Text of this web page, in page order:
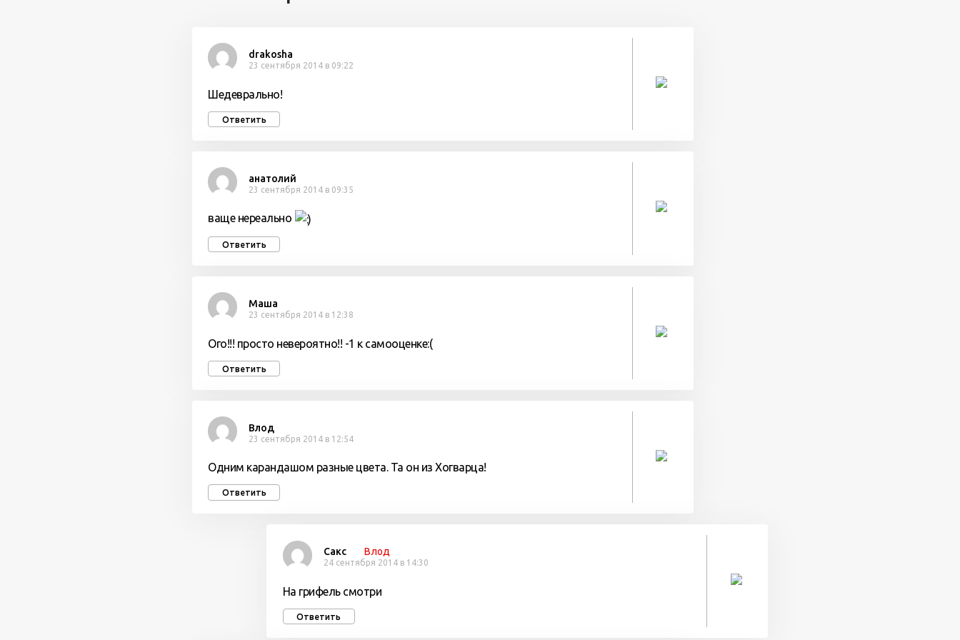
drakosha
23 сентября 2014 в 09:22
Шедеврально!
Ответить
анатолий
23 сентября 2014 в 09:35
ваще нереально
Ответить
Маша
23 сентября 2014 в 12:38
Ого!!! просто невероятно!! -1 к самооценке:(
Ответить
Влод
23 сентября 2014 в 12:54
Одним карандашом разные цвета. Та он из Хогварца!
Ответить
Сакс Влод
24 сентября 2014 в 14:30
На грифель смотри
Ответить